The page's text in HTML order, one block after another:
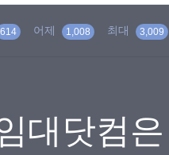
614 어제 1,008 최대 3,009
대닷컴